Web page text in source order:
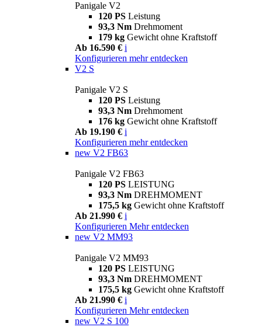
Panigale V2
120 PS Leistung
93,3 Nm Drehmoment
179 kg Gewicht ohne Kraftstoff
Ab 16.590 € i
Konfigurieren mehr entdecken
V2 S
Panigale V2 S
120 PS Leistung
93,3 Nm Drehmoment
176 kg Gewicht ohne Kraftstoff
Ab 19.190 € i
Konfigurieren mehr entdecken
new V2 FB63
Panigale V2 FB63
120 PS LEISTUNG
93,3 Nm DREHMOMENT
175,5 kg Gewicht ohne Kraftstoff
Ab 21.990 € i
Konfigurieren Mehr entdecken
new V2 MM93
Panigale V2 MM93
120 PS LEISTUNG
93,3 Nm DREHMOMENT
175,5 kg Gewicht ohne Kraftstoff
Ab 21.990 € i
Konfigurieren Mehr entdecken
new V2 S 100